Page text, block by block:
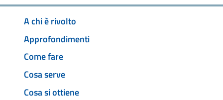
A chi è rivolto
Approfondimenti
Come fare
Cosa serve
Cosa si ottiene